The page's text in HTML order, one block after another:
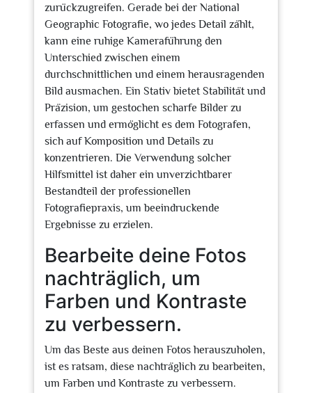
zurückzugreifen. Gerade bei der National
Geographic Fotografie, wo jedes Detail zählt,
kann eine ruhige Kameraführung den
Unterschied zwischen einem
durchschnittlichen und einem herausragenden
Bild ausmachen. Ein Stativ bietet Stabilität und
Präzision, um gestochen scharfe Bilder zu
erfassen und ermöglicht es dem Fotografen,
sich auf Komposition und Details zu
konzentrieren. Die Verwendung solcher
Hilfsmittel ist daher ein unverzichtbarer
Bestandteil der professionellen
Fotografiepraxis, um beeindruckende
Ergebnisse zu erzielen.
Bearbeite deine Fotos
nachträglich, um
Farben und Kontraste
zu verbessern.
Um das Beste aus deinen Fotos herauszuholen,
ist es ratsam, diese nachträglich zu bearbeiten,
um Farben und Kontraste zu verbessern.